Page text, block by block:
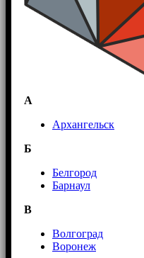
А
Архангельск
Б
Белгород
Барнаул
В
Волгоград
Воронеж